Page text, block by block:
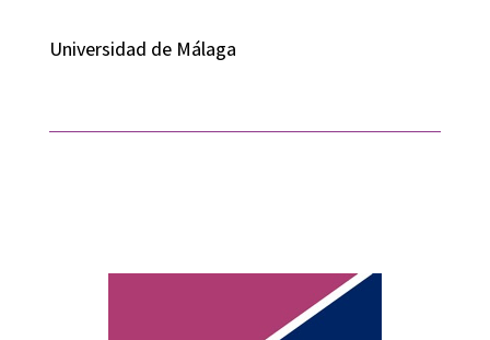
Universidad de Málaga